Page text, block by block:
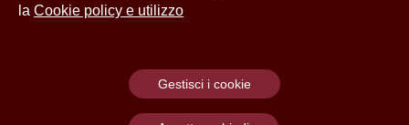
la Cookie policy e utilizzo
Gestisci i cookie